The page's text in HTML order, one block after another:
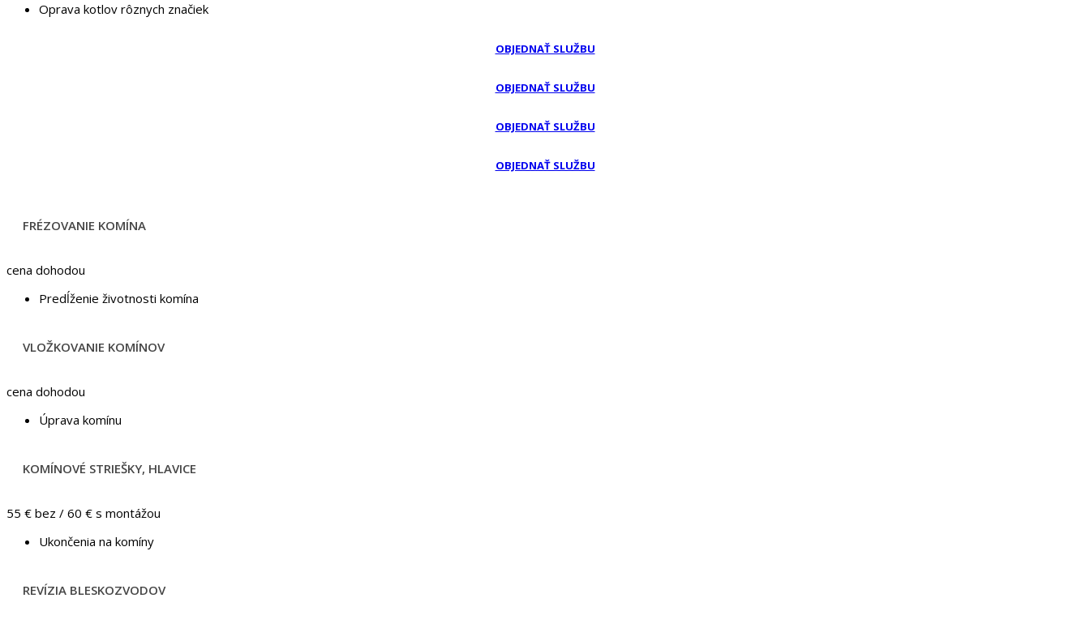
Oprava kotlov rôznych značiek
OBJEDNAŤ SLUŽBU
OBJEDNAŤ SLUŽBU
OBJEDNAŤ SLUŽBU
OBJEDNAŤ SLUŽBU
FRÉZOVANIE KOMÍNA
cena dohodou
Predĺženie životnosti komína
VLOŽKOVANIE KOMÍNOV
cena dohodou
Úprava komínu
KOMÍNOVÉ STRIEŠKY, HLAVICE
55 € bez / 60 € s montážou
Ukončenia na komíny
REVÍZIA BLESKOZVODOV